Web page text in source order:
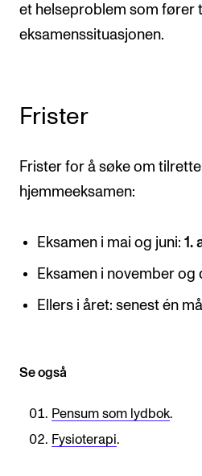
Gjennomføre konserter og
Offentlige konserter
Interne konserter og
Canvas
Sibelius – Notation Software
et helseproblem som fører
eksamenssituasjonen.
Frister
Frister for å søke om
hjemmeeksamen:
Eksamen i mai og juni:1.
Eksamen i november
Ellers i året: senest én
Se også
Pensum som lydbok.
Fysioterapi.